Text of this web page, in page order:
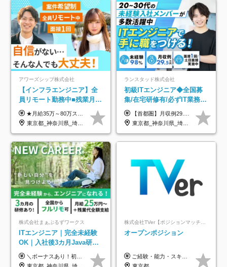
アワーズシップ株式会社
【インフラエンジニア】全
員リモート勤務中■残業月
3h■最大3ヶ月の連休あり■
年休126日■20～30代活躍
中！
★月給35万～80万スタートも可 【未経験の方】 ■月給26万～80万＋賞与年2回（年2ヶ月分） 【何かしらのインフラエンジニア経験をお持ちの方】 ■月給35万～80万＋賞与年2回（年2ヶ月分） ※スキル・経験などを考慮し決定します ※試用期間6ヶ月あり。期間中は契約社員となります。その他の待遇に差異はありません（試用期間終了後、昇給の可能性あり） ※上記金額には固定残業代（月30時間分／4万9600円～15万2600円）を含みます。超過分は別途支給いたします。 ＼頑張りはインセンティブで還元！／ クライアントに貢献度を評価され、当社のエンジニアが追加で案件に参画することになるなど、会社にとって利益になる行動はしっかり評価します。 会社の成長に貢献できていることを実感でき、「もっと頑張ろう」と思える体制づくりを整えています！
東京都_神奈川県_埼玉県_千葉県_大阪府
ランスタッド株式会社
初級ITエンジニア◆全国募
集/在宅研修有/必ずIT業務配
属/月収例29.5万円/Web面接
1回/SE
【首都圏】月収例29.5万円（月給26万円＋諸手当） 【東海・関西】月収例28.5万円（月給25万円＋諸手当） 【九州】月収例26万円（月給23万円＋諸手当） ※経験・スキル・前職給与を踏まえ、総合的に判断して決定します。 例：首都圏 月収例31万円（月給27万円＋諸手当） ◆各種手当 ・通勤手当（上限4万円まで） ・残業代手当（1分単位で全額支給） ※固定残業代制は採用しておりません ・深夜勤務手当 ・資格取得支援（ランクに応じてお祝い金1万円～10万円を支給） ◆昇給：年1回 ◆補足 ・研修中1ヶ月間は、時給1670円となります。 ・試用期間6ヶ月あり。その間の待遇に変更はありません。 ※詳細は面接時にご案内します。
東京都_神奈川県_埼玉県_千葉県_大阪府_愛知県_兵庫県_京都府_福岡県
株式会社まぁぶるずワークス
ITエンジニア｜完全未経験
OK｜入社後3カ月Java研修
｜リモート率8割以上｜充実
のキャリア支援｜残業月10h
＼ボーナスあり！初年度から年収300万円以上／ ■月給25万円～35万円＋残業代全額支給＋各種手当＋賞与年1回 ◎経験・年齢・スキルなどを考慮し、できるだけ優遇します ◎試用期間中(3カ月)は契約社員で、月給21万円＋諸手当になります。 (試用期間中は残業が発生しません。その他の待遇に変更はありません) ----------------- ＼3つの評価軸！実力次第で早期収入アップ！／ 【1】スキル(IT理解、実装力、設計) 【2】実務力(現場評価、コミュ力、品質) 【3】姿勢(自走力、意欲、責任感) この3つの評価軸で、3カ月ごとに評価。社内グレードにより、給与が決まる明確な仕組みです。何ができれば給与が上がるのか分かりやすく、実力や努力次第で早期に収入を増やせます！ 【固定残業代について】 なし（残業代は、実際の労働時間に応じて別途全額支給）
オープンポジション
ご経験・能力・スキル等により、当社基準にて優遇・相談のうえ決定いたします。